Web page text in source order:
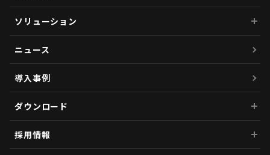
ソリューション
ニュース
導入事例
ダウンロード
採用情報